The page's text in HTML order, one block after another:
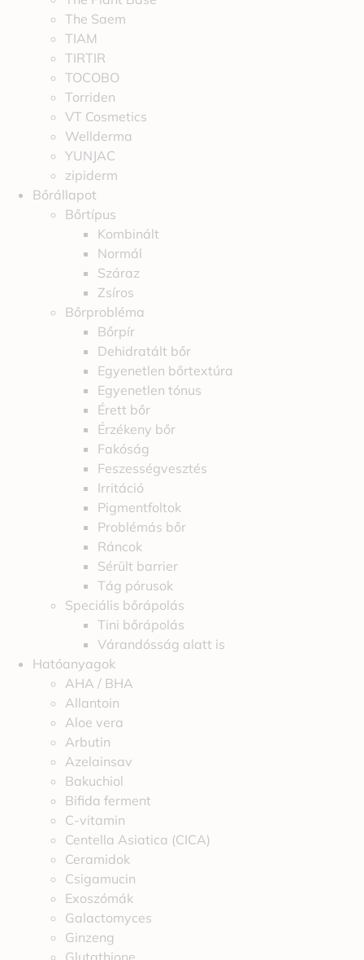
The Saem
TIAM
TIRTIR
TOCOBO
Torriden
VT Cosmetics
Wellderma
YUNJAC
zipiderm
Bőrállapot
Bőrtípus
Kombinált
Normál
Száraz
Zsíros
Bőrprobléma
Bőrpír
Dehidratált bőr
Egyenetlen bőrtextúra
Egyenetlen tónus
Érett bőr
Érzékeny bőr
Fakóság
Feszességvesztés
Irritáció
Pigmentfoltok
Problémás bőr
Ráncok
Sérült barrier
Tág pórusok
Speciális bőrápolás
Tini bőrápolás
Várandósság alatt is
Hatóanyagok
AHA / BHA
Allantoin
Aloe vera
Arbutin
Azelainsav
Bakuchiol
Bifida ferment
C-vitamin
Centella Asiatica (CICA)
Ceramidok
Csigamucin
Exoszómák
Galactomyces
Ginzeng
Glutathione